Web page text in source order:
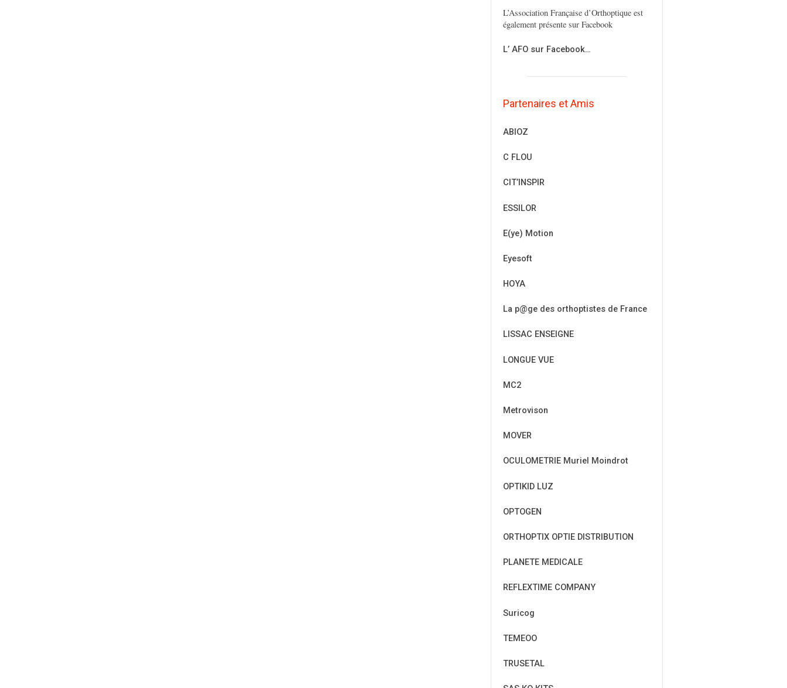
L’Association Française d’Orthoptique est
également présente sur Facebook
L’ AFO sur Facebook…
Partenaires et Amis
ABIOZ
C FLOU
CIT’INSPIR
ESSILOR
E(ye) Motion
Eyesoft
HOYA
La p@ge des orthoptistes de France
LISSAC ENSEIGNE
LONGUE VUE
MC2
Metrovison
MOVER
OCULOMETRIE Muriel Moindrot
OPTIKID LUZ
OPTOGEN
ORTHOPTIX OPTIE DISTRIBUTION
PLANETE MEDICALE
REFLEXTIME COMPANY
Suricog
TEMEOO
TRUSETAL